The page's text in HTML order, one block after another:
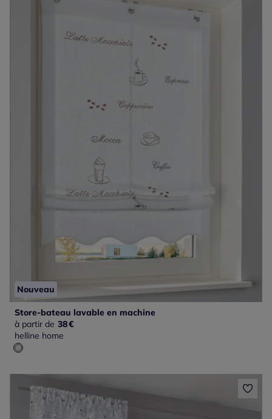
Nouveau
Store-bateau lavable en machine
à partir de 38€
helline home